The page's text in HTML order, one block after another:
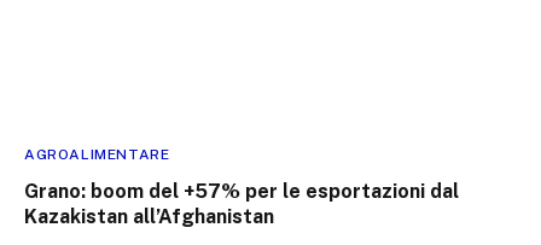
AGROALIMENTARE
Grano: boom del +57% per le esportazioni dal
Kazakistan all’Afghanistan